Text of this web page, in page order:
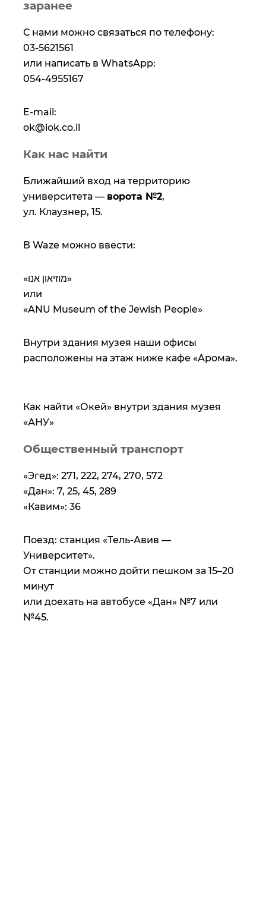
заранее
С нами можно связаться по телефону:
03-5621561
или написать в WhatsApp:
054-4955167
E-mail:
ok@iok.co.il
Как нас найти
Ближайший вход на территорию
университета — ворота №2,
ул. Клаузнер, 15.
В Waze можно ввести:
«מוזיאון אנו»
или
«ANU Museum of the Jewish People»
Внутри здания музея наши офисы
расположены на этаж ниже кафе «Арома».
Как найти «Окей» внутри здания музея
«АНУ»
Общественный транспорт
«Эгед»: 271, 222, 274, 270, 572
«Дан»: 7, 25, 45, 289
«Кавим»: 36
Поезд: станция «Тель-Авив —
Университет».
От станции можно дойти пешком за 15–20
минут
или доехать на автобусе «Дан» №7 или
№45.